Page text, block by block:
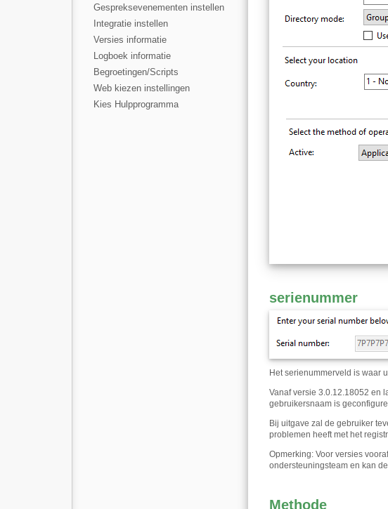
Gespreksevenementen instellen
Integratie instellen
Versies informatie
Logboek informatie
Begroetingen/Scripts
Web kiezen instellingen
Kies Hulpprogramma
serienummer
Het serienummerveld is waar
Vanaf versie 3.0.12.18052 en
gebruikersnaam is
Bij uitgave zal de gebruiker
problemen heeft met het
Opmerking: Voor versies
ondersteuningsteam en kan
Methode